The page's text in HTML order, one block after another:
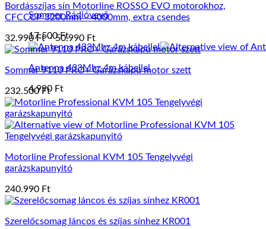
Sommer Rádióvevő
17.500Ft
Antenna 433Mhz 4m kábellel
4.990 Ft
Bordásszíjas sín Motorline ROSSO EVO motorokhoz,
CFCCCP 3200mm – 4000mm, extra csendes
32.990Ft – 50.990 FtÁrtartomány:
32.990 Ft
50.990 Ft
Sommer 9110 PRO+ Garázskapu motor szett
232.500Ft
Motorline Professional KVM 105 Tengelyvégi
garázskapunyitó
240.990 Ft
Szerelőcsomag láncos és szíjas sínhez KR001